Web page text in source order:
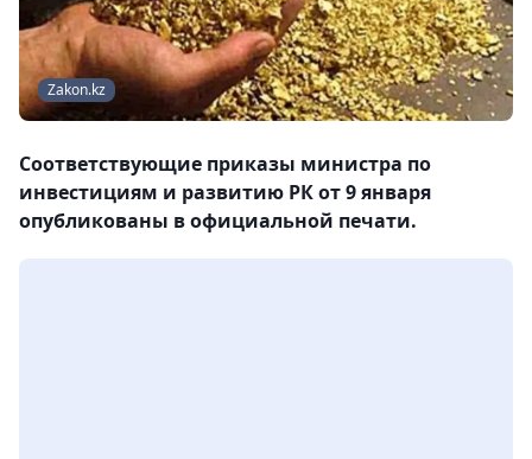
Zakon.kz
Соответствующие приказы министра по
инвестициям и развитию РК от 9 января
опубликованы в официальной печати.